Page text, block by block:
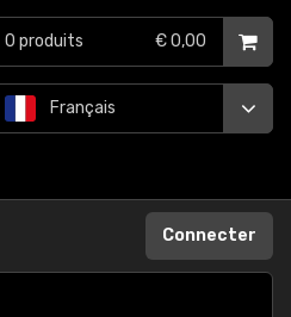
Français
0 produits € 0,00
Connecter